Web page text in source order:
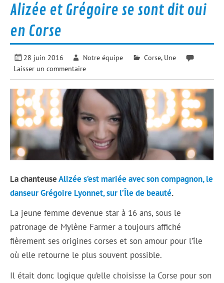
Alizée et Grégoire se sont dit oui
en Corse
28 juin 2016 Notre équipe Corse, Une
Laisser un commentaire
La chanteuseAlizée s’est mariée avec son compagnon, le
danseur Grégoire Lyonnet, sur l’Île de beauté.
La jeune femme devenue star à 16 ans, sous le
patronage de Mylène Farmer a toujours affiché
fièrement ses origines corses et son amour pour l’île
où elle retourne le plus souvent possible.
Il était donc logique qu’elle choisisse la Corse pour son